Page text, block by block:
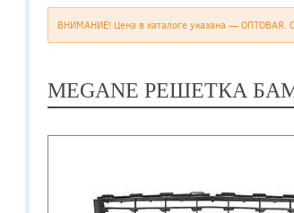
ВНИМАНИЕ! Цена в каталоге указана — ОПТОВАЯ.
MEGANE РЕШЕТКА